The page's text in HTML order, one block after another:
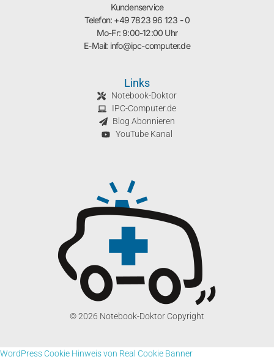
Kundenservice
Telefon: +49 7823 96 123 - 0
Mo-Fr: 9:00-12:00 Uhr
E-Mail: info@ipc-computer.de
Links
Notebook-Doktor
IPC-Computer.de
Blog Abonnieren
YouTube Kanal
© 2026 Notebook-Doktor Copyright
WordPress Cookie Hinweis von Real Cookie Banner